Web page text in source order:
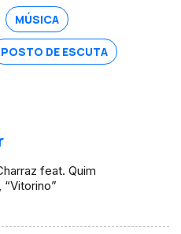
MÚSICA
POSTO DE ESCUTA
feat. Quim
“Vitorino”